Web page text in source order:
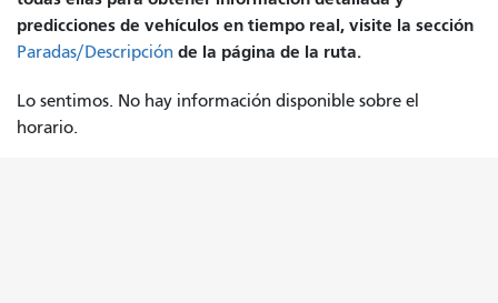
predicciones de vehículos en tiempo real, visite la sección
Paradas/Descripción de la página de la ruta.
Lo sentimos. No hay información disponible sobre el
horario.